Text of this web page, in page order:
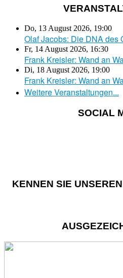
Do, 13 August 2026, 19:00
Olaf Jacobs: Die DNA des
Fr, 14 August 2026, 16:30
Frank Kreisler: Wand an
Di, 18 August 2026, 19:00
Frank Kreisler: Wand an
Weitere Veranstaltungen...
SOCIAL
KENNEN SIE